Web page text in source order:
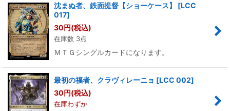
沈まぬ者、鉄面提督【ショーケース】 [LCC
017]
30円(税込)
在庫数 3点
ＭＴＧシングルカードになります。
最初の福者、クラヴィレーニョ [LCC 002]
30円(税込)
在庫わずか